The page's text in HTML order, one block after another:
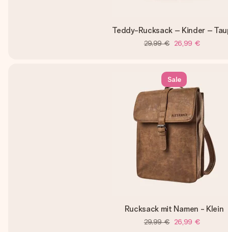
Teddy-Rucksack – Kinder –
29,99 € 26,99 €
Sale
Rucksack mit Namen - Klein
29,99 € 26,99 €